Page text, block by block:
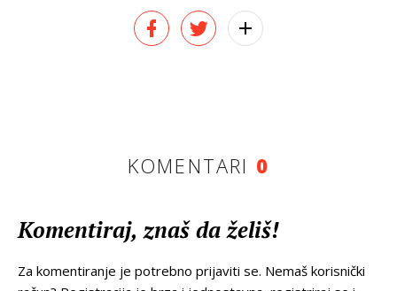
KOMENTARI 0
Komentiraj, znaš da želiš!
Za komentiranje je potrebno prijaviti se. Nemaš korisnički